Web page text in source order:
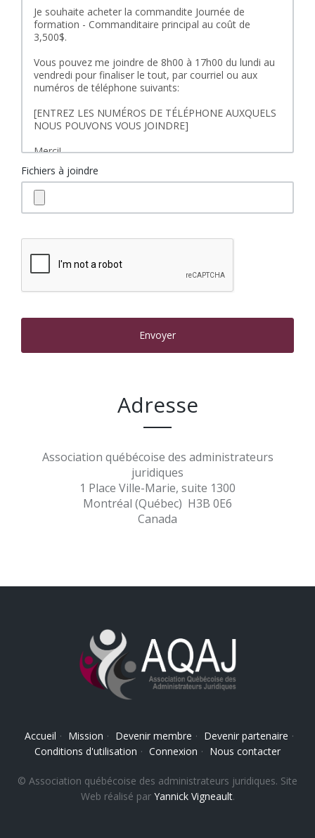
Fichiers à joindre
Envoyer
Adresse
Association québécoise des administrateurs
juridiques
1 Place Ville-Marie, suite 1300
Montréal (Québec) H3B 0E6
Canada
Accueil · Mission · Devenir membre · Devenir partenaire ·
Conditions d'utilisation · Connexion · Nous contacter
© Association québécoise des administrateurs juridiques. Site
Web réalisé par Yannick Vigneault.